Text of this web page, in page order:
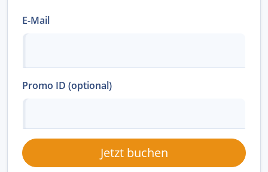
E-Mail
Promo ID (optional)
Jetzt buchen